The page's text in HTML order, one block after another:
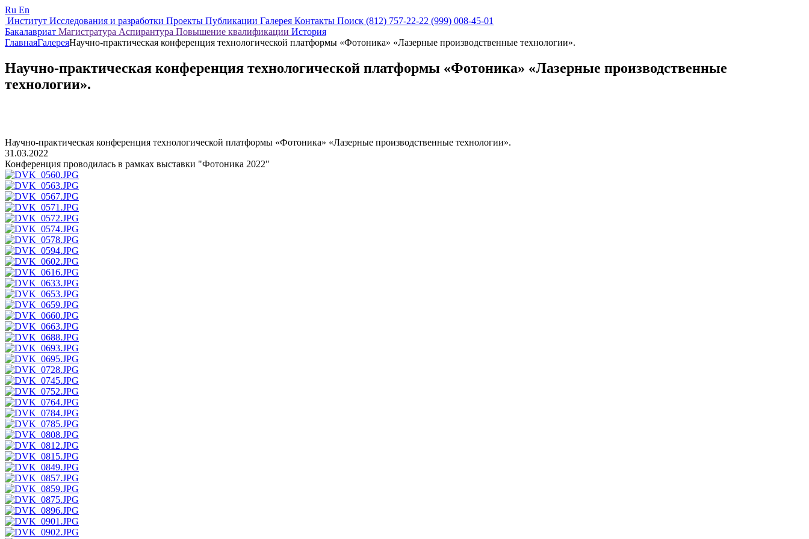
Ru En
Институт Исследования и разработки Проекты Публикации Галерея Контакты Поиск (812) 757-22-22 (999) 008-45-01
Бакалавриат Магистратура Аспирантура Повышение квалификации История
ГлавнаяГалереяНаучно-практическая конференция технологической платформы «Фотоника» «Лазерные производственные технологии».
Научно-практическая конференция технологической платформы «Фотоника» «Лазерные производственные
технологии».
Научно-практическая конференция технологической платформы «Фотоника» «Лазерные производственные технологии».
31.03.2022
Конференция проводилась в рамках выставки "Фотоника 2022"